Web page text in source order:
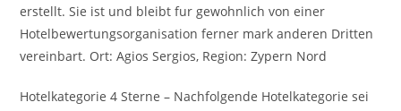
erstellt. Sie ist und bleibt fur gewohnlich von einer
Hotelbewertungsorganisation ferner mark anderen Dritten
vereinbart. Ort: Agios Sergios, Region: Zypern Nord
Hotelkategorie 4 Sterne – Nachfolgende Hotelkategorie sei